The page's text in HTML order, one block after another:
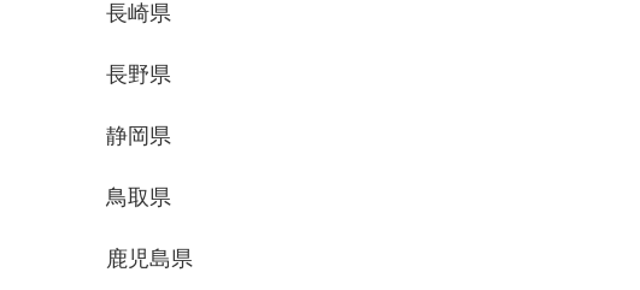
長崎県
長野県
静岡県
鳥取県
鹿児島県